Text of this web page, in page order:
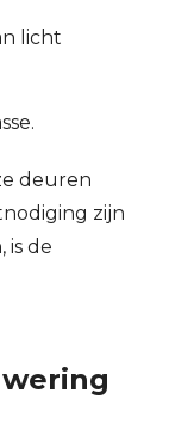
licht
deuren
zijn
is de